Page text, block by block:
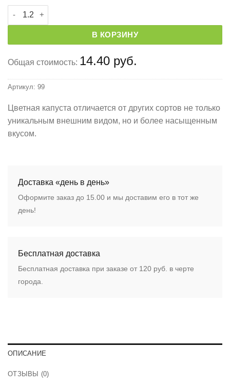
Количество товара Капуста Цветная
В КОРЗИНУ
Общая стоимость: 14.40 руб.
Артикул: 99
Цветная капуста отличается от других сортов не только
уникальным внешним видом, но и более насыщенным
вкусом.
Доставка «день в день»
Оформите заказ до 15.00 и мы доставим его в тот же
день!
Бесплатная доставка
Бесплатная доставка при заказе от 120 руб. в черте
города.
ОПИСАНИЕ
ОТЗЫВЫ (0)